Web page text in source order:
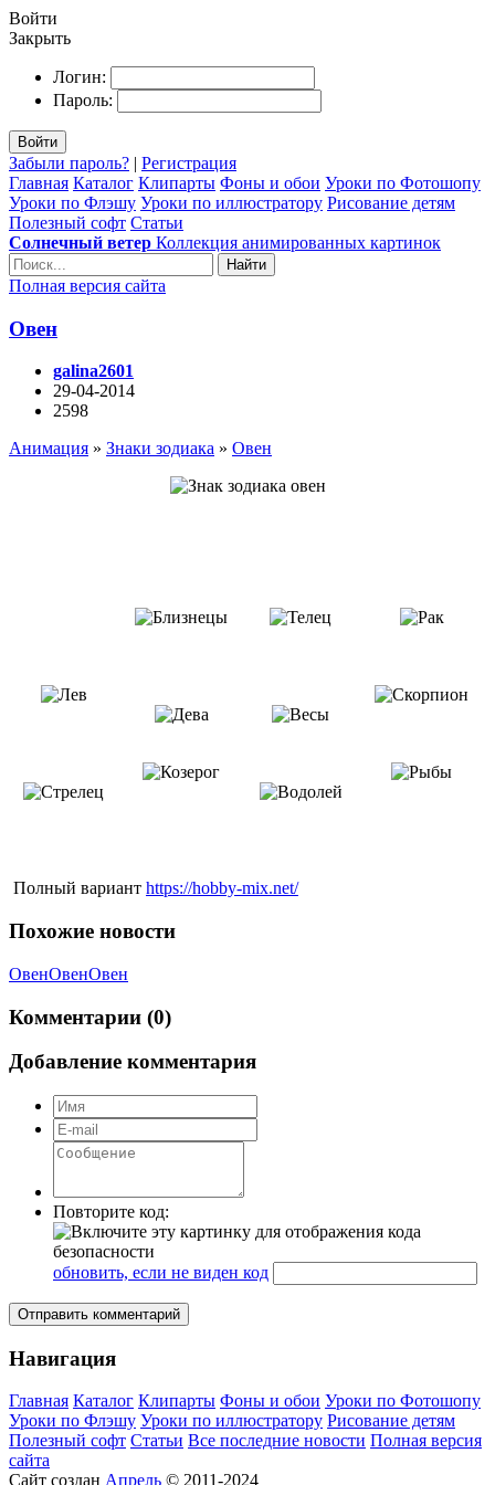
Войти
Закрыть
Логин:
Пароль:
Войти
Забыли пароль? | Регистрация
Главная Каталог Клипарты Фоны и обои Уроки по Фотошопу
Уроки по Флэшу Уроки по иллюстратору Рисование детям
Полезный софт Статьи
Солнечный ветер Коллекция анимированных картинок
Найти
Полная версия сайта
Овен
galina2601
29-04-2014
2598
Анимация » Знаки зодиака » Овен
Полный вариант https://hobby-mix.net/
Похожие новости
ОвенОвенОвен
Комментарии (0)
Добавление комментария
Повторите код:
обновить, если не виден код
Отправить комментарий
Навигация
Главная Каталог Клипарты Фоны и обои Уроки по Фотошопу
Уроки по Флэшу Уроки по иллюстратору Рисование детям
Полезный софт Статьи Все последние новости Полная версия
сайта
Сайт создан Апрель © 2011-2024